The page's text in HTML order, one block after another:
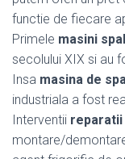
functie de fiecare
Primele masini
secolului XIX si au
Insa masina de
industriala a fost
Interventii reparatii
montare/